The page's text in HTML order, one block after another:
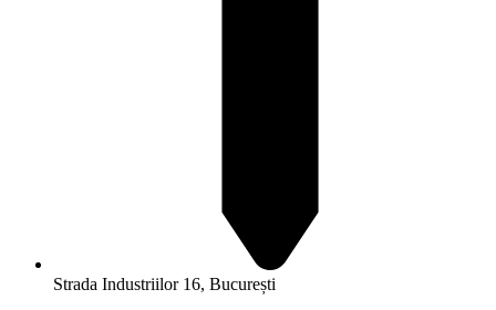
Strada Industriilor 16, București